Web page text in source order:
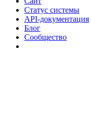
Статус системы
API-документация
Блог
Сообщество